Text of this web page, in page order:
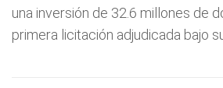
una inversión de 32.6 millones de
primera licitación adjudicada bajo